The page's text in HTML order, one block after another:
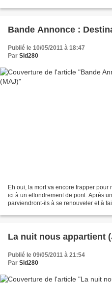
Bande Annonce :
Publié le 10/05/2011 à 18:47
Par Sid280
Eh oui, la mort va encore frapper
ici à un effondrement de pont. Après
parviendront-ils à se renouveler et à
La nuit nous appartient
Publié le 09/05/2011 à 21:54
Par Sid280